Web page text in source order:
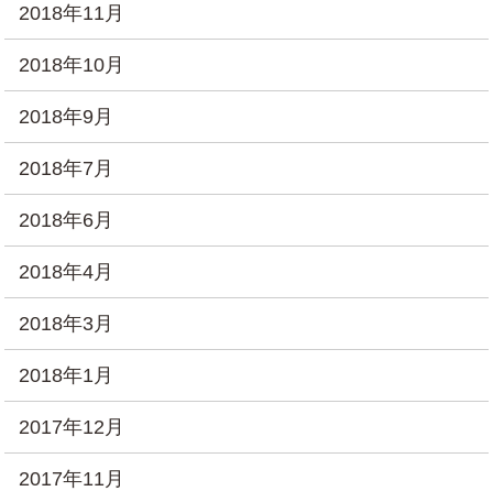
2018年11月
2018年10月
2018年9月
2018年7月
2018年6月
2018年4月
2018年3月
2018年1月
2017年12月
2017年11月